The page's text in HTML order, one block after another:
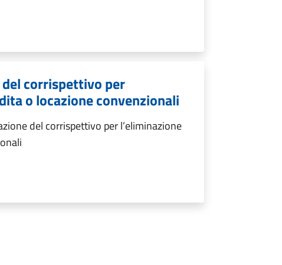
corrispettivo per
o locazione convenzionali
del corrispettivo per l’eliminazione